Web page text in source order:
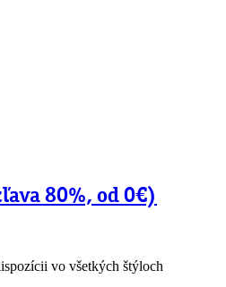
80%, od 0€)
dispozícii vo všetkých štýloch